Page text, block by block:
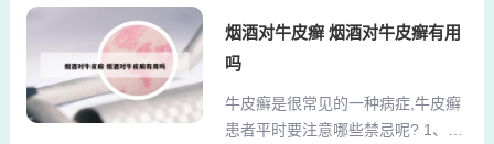
牛皮癣患者不小心吃了牛肉，一般
不会直接导致病情加重。但牛皮癣
意，以下是详细分析：牛肉与牛皮
癣的关系：虽然牛皮癣患者吃牛肉
湿疹患者出汗后凉席缝隙易积汗刺
激患处，银屑病鳞屑可能卡入竹片
间隙造成二次感染，凉席毛刺对烧
伤恢复期皮肤特别危险。2、皮肤敏
烟酒对牛皮癣 烟酒对牛皮癣有用
吗
牛皮癣是很常见的一种病症,牛皮癣
患者平时要注意哪些禁忌呢? 1、不